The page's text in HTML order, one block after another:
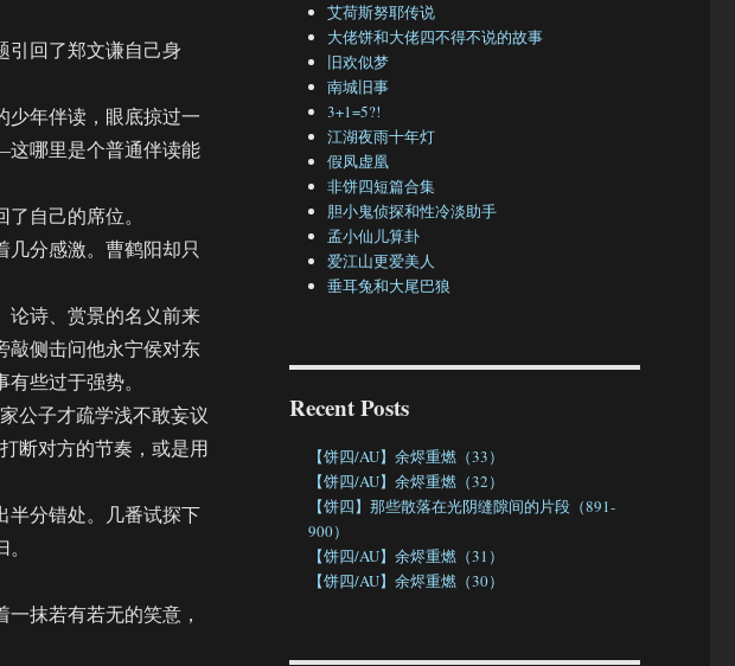
回了郑文谦自己身
年伴读，眼底掠过一
哪里是个普通伴读能
自己的席位。
分感激。曹鹤阳却只
诗、赏景的名义前来
敲侧击问他永宁侯对东
些过于强势。
公子才疏学浅不敢妄议
断对方的节奏，或是用
分错处。几番试探下
抹若有若无的笑意，
艾荷斯努耶传说
大佬饼和大佬四不得不说的故事
旧欢似梦
南城旧事
3+1=5?!
江湖夜雨十年灯
假凤虚凰
非饼四短篇合集
胆小鬼侦探和性冷淡助手
孟小仙儿算卦
爱江山更爱美人
垂耳兔和大尾巴狼
Recent Posts
【饼四/AU】余烬重燃（33）
【饼四/AU】余烬重燃（32）
【饼四】那些散落在光阴缝隙间的片段（891-
900）
【饼四/AU】余烬重燃（31）
【饼四/AU】余烬重燃（30）